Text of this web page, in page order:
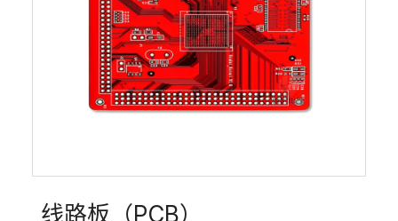
线路板（PCB）